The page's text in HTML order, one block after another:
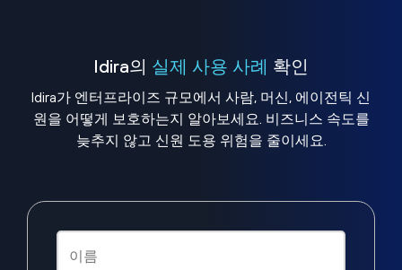
Idira의 실제 사용 사례 확인
Idira가 엔터프라이즈 규모에서 사람, 머신, 에이전틱 신
원을 어떻게 보호하는지 알아보세요. 비즈니스 속도를
늦추지 않고 신원 도용 위험을 줄이세요.